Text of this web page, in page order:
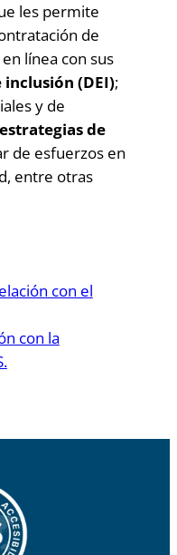
les permite
de
línea con sus
(DEI);
y de
estrategias de
de esfuerzos en
entre otras
con el
con la